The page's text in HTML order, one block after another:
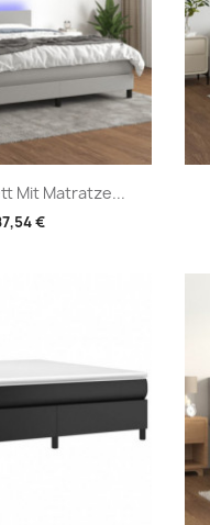
Mit Matratze...
€